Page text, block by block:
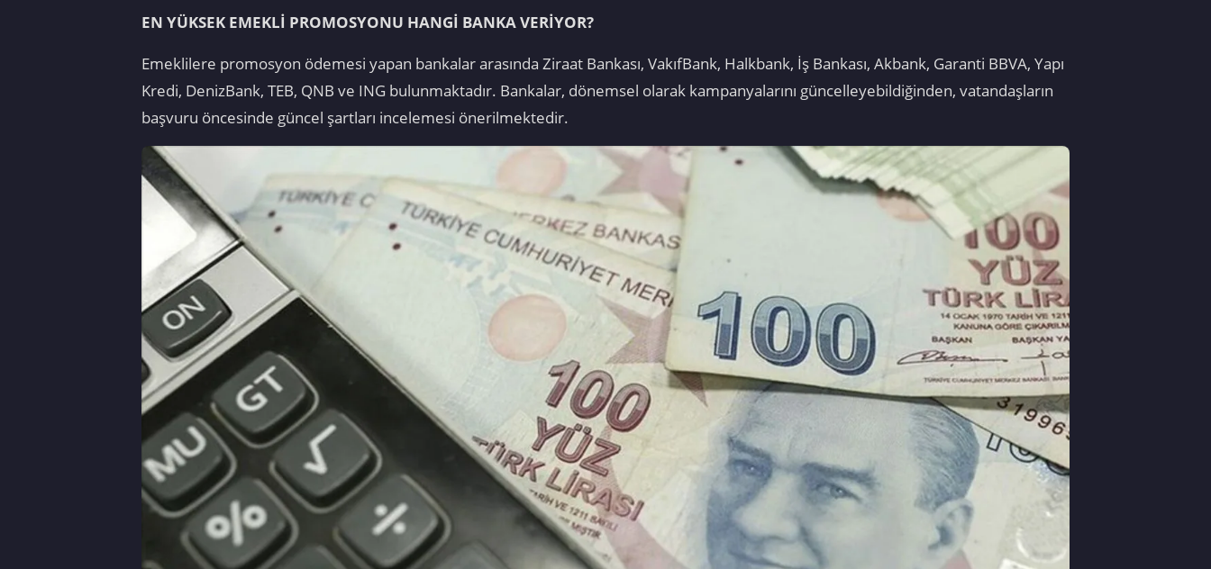
EN YÜKSEK EMEKLİ PROMOSYONU HANGİ BANKA VERİYOR?
Emeklilere promosyon ödemesi yapan bankalar arasında Ziraat Bankası, VakıfBank, Halkbank, İş Bankası, Akbank, Garanti BBVA, Yapı
Kredi, DenizBank, TEB, QNB ve ING bulunmaktadır. Bankalar, dönemsel olarak kampanyalarını güncelleyebildiğinden, vatandaşların
başvuru öncesinde güncel şartları incelemesi önerilmektedir.